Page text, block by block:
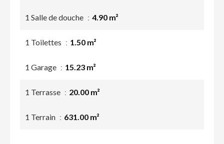
1 Salle de douche 4.90 m²
1 Toilettes 1.50 m²
1 Garage 15.23 m²
1 Terrasse 20.00 m²
1 Terrain 631.00 m²